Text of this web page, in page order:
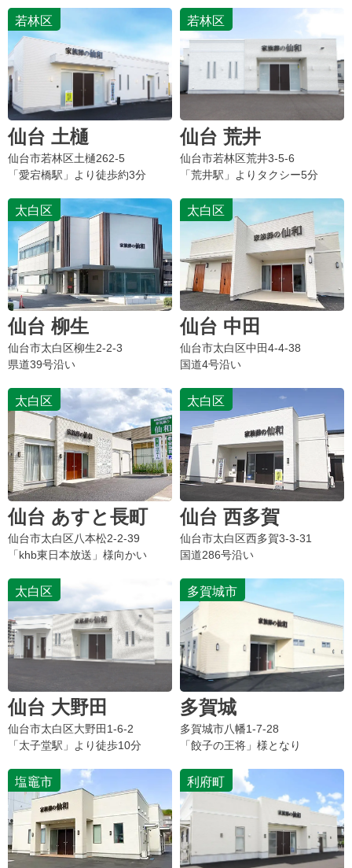
若林区
仙台 土樋
仙台市若林区土樋262-5
「愛宕橋駅」より徒歩約3分
若林区
仙台 荒井
仙台市若林区荒井3-5-6
「荒井駅」よりタクシー5分
太白区
仙台 柳生
仙台市太白区柳生2-2-3
県道39号沿い
太白区
仙台 中田
仙台市太白区中田4-4-38
国道4号沿い
太白区
仙台 あすと長町
仙台市太白区八本松2-2-39
「khb東日本放送」様向かい
太白区
仙台 西多賀
仙台市太白区西多賀3-3-31
国道286号沿い
太白区
仙台 大野田
仙台市太白区大野田1-6-2
「太子堂駅」より徒歩10分
多賀城市
多賀城
多賀城市八幡1-7-28
「餃子の王将」様となり
塩竈市 利府町